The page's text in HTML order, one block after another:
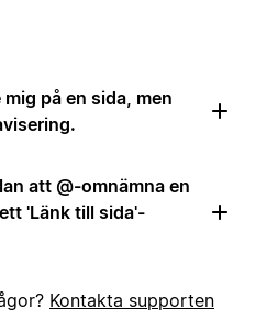
på en sida, men
att @-omnämna en
'Länk till sida'-
Kontakta supporten